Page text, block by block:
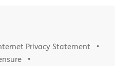
Privacy Statement